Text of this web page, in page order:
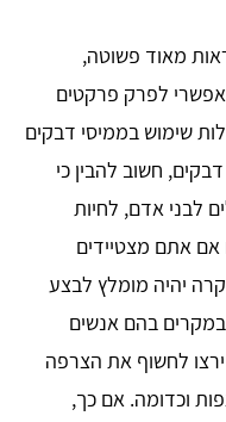
מאוד פשוטה,
לפרק פרקטים
שימוש בממיסי דבקים
חשוב להבין כי
לבני אדם, לחיות
אתם מצטיידים
יהיה מומלץ לבצע
בהם אנשים
לחשוף את הצרפה
וכדומה. אם כך,